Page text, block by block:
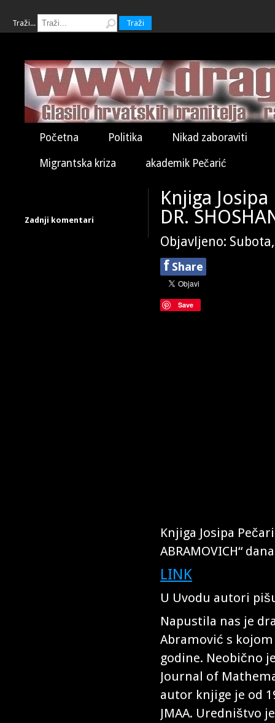
Traži... Traži
Početna Politika Nikad zaboraviti
Migrantska kriza akademik Pečarić
Zadnji komentari
Knjiga Josipa
DR.
Objavljeno:
f Share
Save
Knjiga Josipa
ABRAMOVICH“
LINK
U Uvodu autori
Napustila nas je
Abramović s
godine. Neobično
Journal of
autor knjige je od
JMAA. Uredništvo